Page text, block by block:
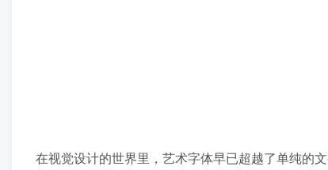
在视觉设计的世界里，艺术字体早已超越了单纯的